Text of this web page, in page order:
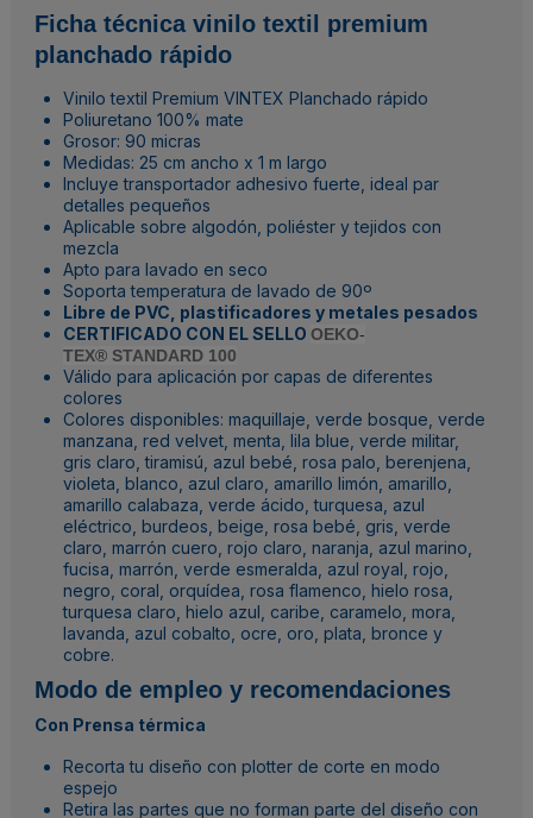
Ficha técnica vinilo textil premium
planchado rápido
Vinilo textil Premium VINTEX Planchado rápido
Poliuretano 100% mate
Grosor: 90 micras
Medidas: 25 cm ancho x 1 m largo
Incluye transportador adhesivo fuerte, ideal par
detalles pequeños
Aplicable sobre algodón, poliéster y tejidos con
mezcla
Apto para lavado en seco
Soporta temperatura de lavado de 90º
Libre de PVC, plastificadores y metales pesados
CERTIFICADO CON EL SELLO OEKO-
TEX® STANDARD 100
Válido para aplicación por capas de diferentes
colores
Colores disponibles: maquillaje, verde bosque, verde
manzana, red velvet, menta, lila blue, verde militar,
gris claro, tiramisú, azul bebé, rosa palo, berenjena,
violeta, blanco, azul claro, amarillo limón, amarillo,
amarillo calabaza, verde ácido, turquesa, azul
eléctrico, burdeos, beige, rosa bebé, gris, verde
claro, marrón cuero, rojo claro, naranja, azul marino,
fucisa, marrón, verde esmeralda, azul royal, rojo,
negro, coral, orquídea, rosa flamenco, hielo rosa,
turquesa claro, hielo azul, caribe, caramelo, mora,
lavanda, azul cobalto, ocre, oro, plata, bronce y
cobre.
Modo de empleo y recomendaciones
Con Prensa térmica
Recorta tu diseño con plotter de corte en modo
espejo
Retira las partes que no forman parte del diseño con